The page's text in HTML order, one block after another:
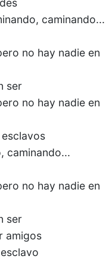
caminando...
no hay nadie en
ser
no hay nadie en
caminando...
no hay nadie en
ser
amigos